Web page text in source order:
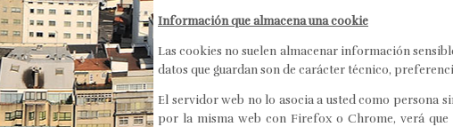
Información que almacena una cookie
Las cookies no suelen almacenar información
datos que guardan son de carácter técnico,
El servidor web no lo asocia a usted como persona
por la misma web con Firefox o Chrome, verá